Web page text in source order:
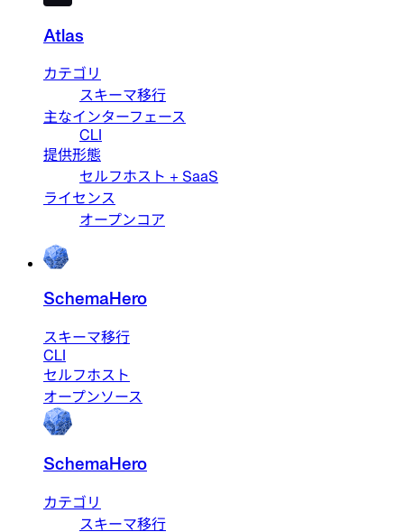
Atlas
カテゴリ
スキーマ移行
主なインターフェース
CLI
提供形態
セルフホスト + SaaS
ライセンス
オープンコア
SchemaHero
スキーマ移行
CLI
セルフホスト
オープンソース
SchemaHero
カテゴリ
スキーマ移行